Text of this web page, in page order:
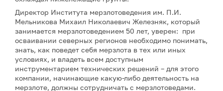
Директор Института мерзлотоведения им. П.И.
Мельникова Михаил Николаевич Железняк, который
занимается мерзлотоведением 50 лет, уверен: при
осваивании северных регионов необходимо понимать,
знать, как поведет себя мерзлота в тех или иных
условиях, и владеть всем доступным
инструментарием технических решений – для этого
компании, начинающие какую-либо деятельность на
мерзлоте, должны сотрудничать с мерзлотоведами.